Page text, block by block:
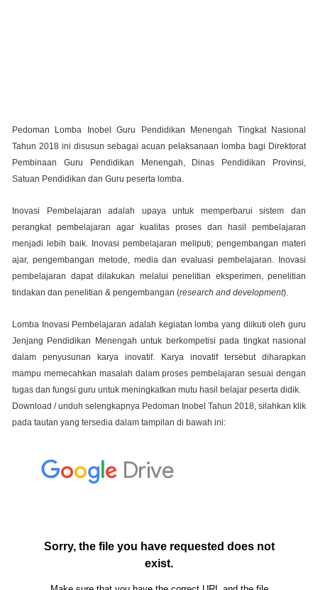
Pedoman Lomba Inobel Guru Pendidikan Menengah Tingkat Nasional
Tahun 2018 ini disusun sebagai acuan pelaksanaan lomba bagi Direktorat
Pembinaan Guru Pendidikan Menengah, Dinas Pendidikan Provinsi,
Satuan Pendidikan dan Guru peserta lomba.
Inovasi Pembelajaran adalah upaya untuk memperbarui sistem dan
perangkat pembelajaran agar kualitas proses dan hasil pembelajaran
menjadi lebih baik. Inovasi pembelajaran meliputi; pengembangan materi
ajar, pengembangan metode, media dan evaluasi pembelajaran. Inovasi
pembelajaran dapat dilakukan melalui penelitian eksperimen, penelitian
tindakan dan penelitian & pengembangan (research and development).
Lomba Inovasi Pembelajaran adalah kegiatan lomba yang diikuti oleh guru
Jenjang Pendidikan Menengah untuk berkompetisi pada tingkat nasional
dalam penyusunan karya inovatif. Karya inovatif tersebut diharapkan
mampu memecahkan masalah dalam proses pembelajaran sesuai dengan
tugas dan fungsi guru untuk meningkatkan mutu hasil belajar peserta didik.
Download / unduh selengkapnya Pedoman Inobel Tahun 2018, silahkan klik
pada tautan yang tersedia dalam tampilan di bawah ini: